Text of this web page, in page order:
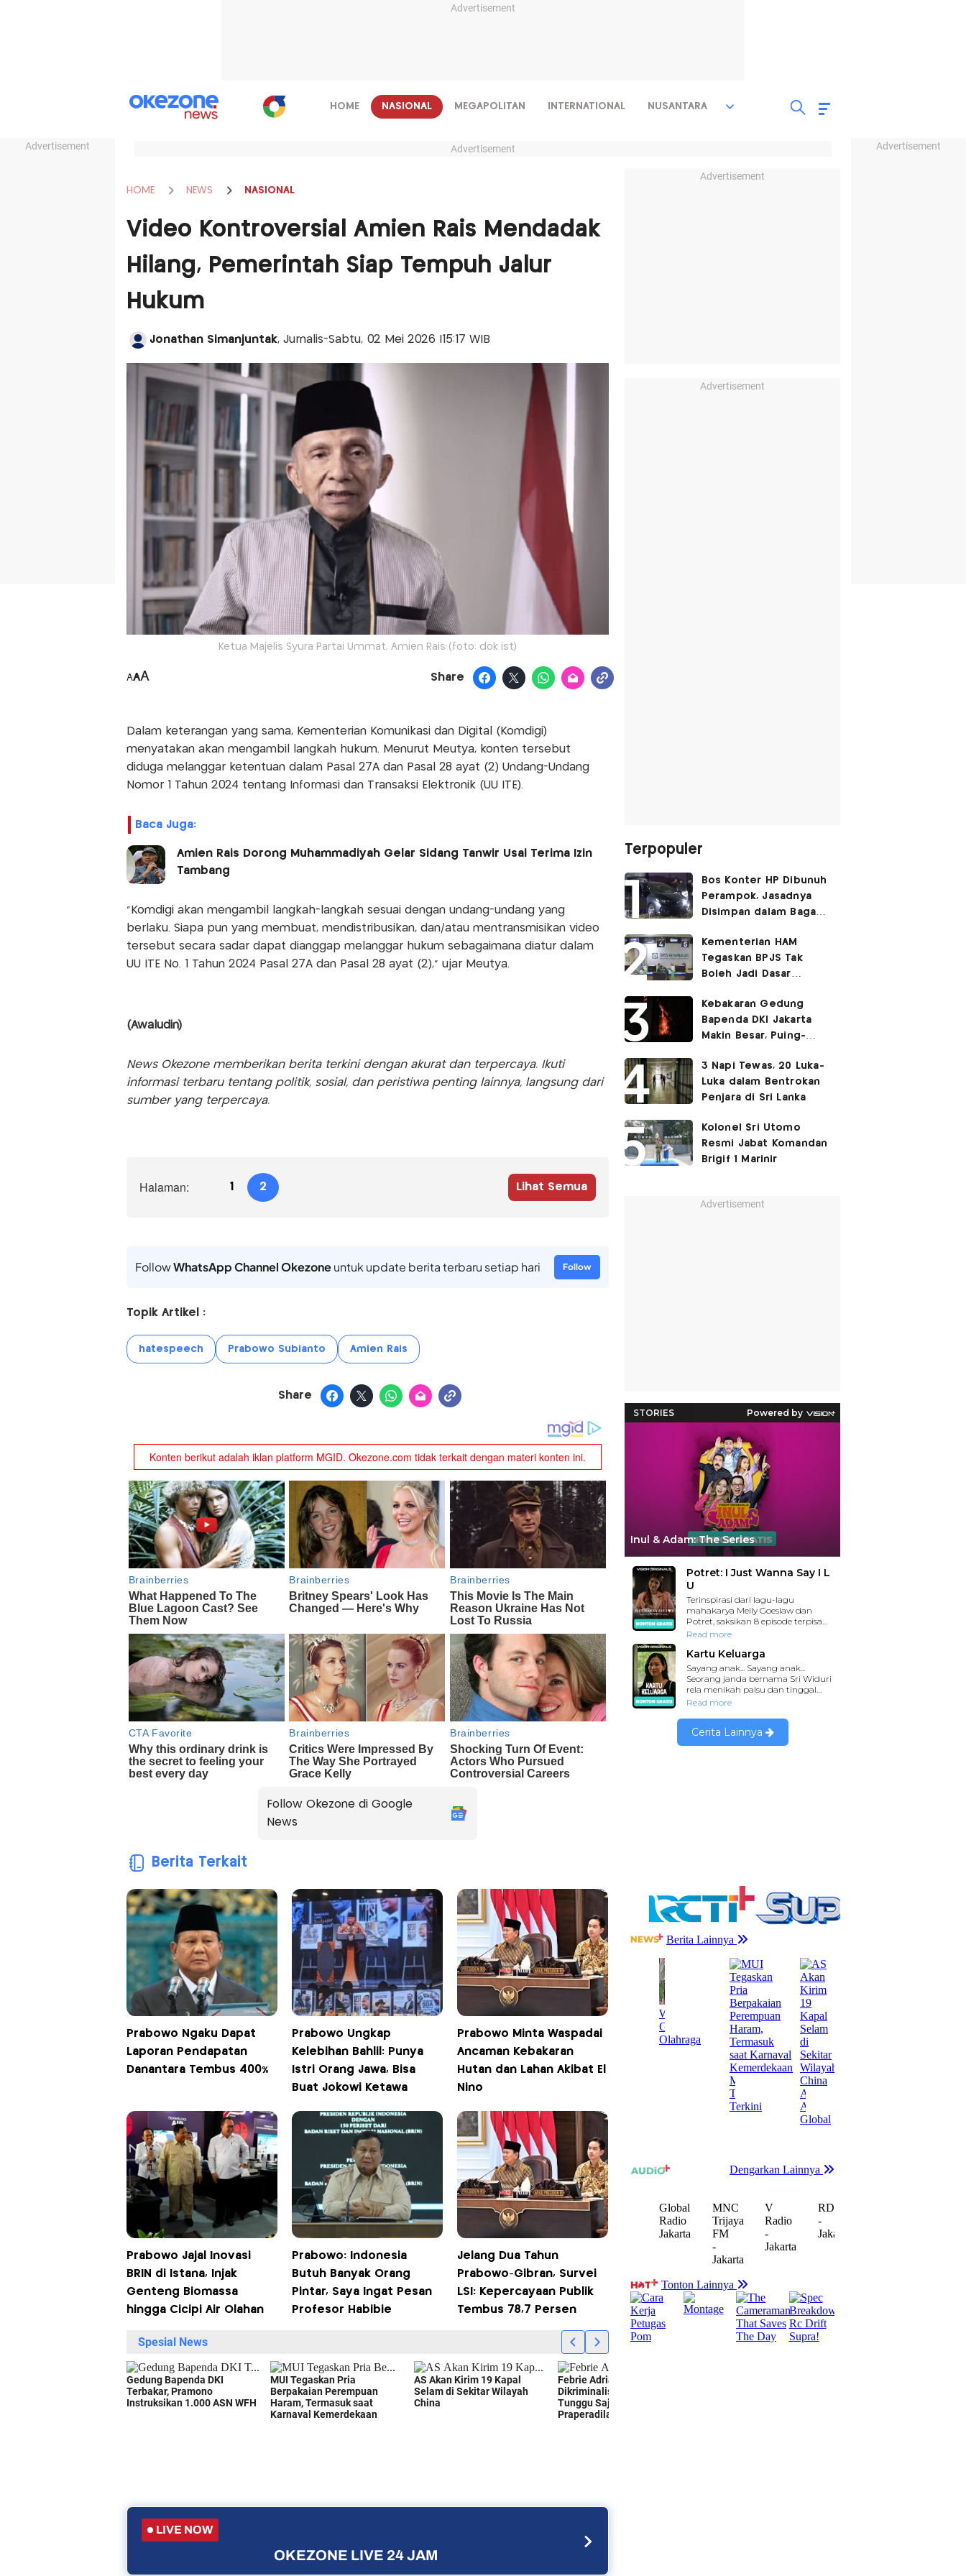
Advertisement
Advertisement Advertisement
HOME NASIONAL MEGAPOLITAN INTERNATIONAL NUSANTARA
Advertisement
HOME NEWS NASIONAL
Video Kontroversial Amien Rais Mendadak
Hilang, Pemerintah Siap Tempuh Jalur
Hukum
Jonathan Simanjuntak, Jurnalis-Sabtu, 02 Mei 2026 |15:17 WIB
Ketua Majelis Syura Partai Ummat, Amien Rais (foto: dok ist)
AAA Share
Dalam keterangan yang sama, Kementerian Komunikasi dan Digital (Komdigi)
menyatakan akan mengambil langkah hukum. Menurut Meutya, konten tersebut
diduga melanggar ketentuan dalam Pasal 27A dan Pasal 28 ayat (2) Undang-Undang
Nomor 1 Tahun 2024 tentang Informasi dan Transaksi Elektronik (UU ITE).
Baca Juga:
Amien Rais Dorong Muhammadiyah Gelar Sidang Tanwir Usai Terima Izin
Tambang
“Komdigi akan mengambil langkah-langkah sesuai dengan undang-undang yang
berlaku. Siapa pun yang membuat, mendistribusikan, dan/atau mentransmisikan video
tersebut secara sadar dapat dianggap melanggar hukum sebagaimana diatur dalam
UU ITE No. 1 Tahun 2024 Pasal 27A dan Pasal 28 ayat (2),” ujar Meutya.
(Awaludin)
News Okezone memberikan berita terkini dengan akurat dan terpercaya. Ikuti
informasi terbaru tentang politik, sosial, dan peristiwa penting lainnya, langsung dari
sumber yang terpercaya.
Halaman: 1 2 Lihat Semua
FollowWhatsApp Channel Okezoneuntuk update berita terbaru setiap hari Follow
Topik Artikel :
hatespeech Prabowo Subianto Amien Rais
Share
Follow Okezone di Google
News
Berita Terkait
Prabowo Ngaku Dapat
Laporan Pendapatan
Danantara Tembus 400%
Prabowo Ungkap
Kelebihan Bahlil: Punya
Istri Orang Jawa, Bisa
Buat Jokowi Ketawa
Prabowo Minta Waspadai
Ancaman Kebakaran
Hutan dan Lahan Akibat El
Nino
Prabowo Jajal Inovasi
BRIN di Istana, Injak
Genteng Biomassa
hingga Cicipi Air Olahan
Prabowo: Indonesia
Butuh Banyak Orang
Pintar, Saya Ingat Pesan
Profesor Habibie
Jelang Dua Tahun
Prabowo-Gibran, Survei
LSI: Kepercayaan Publik
Tembus 78,7 Persen
LIVE NOW
OKEZONE LIVE 24 JAM
Advertisement
Advertisement
Terpopuler
Bos Konter HP Dibunuh
Perampok, Jasadnya
Disimpan dalam Bagasi
Kementerian HAM
Tegaskan BPJS Tak
Boleh Jadi Dasar
Layanan Kesehatan
Kebakaran Gedung
Bapenda DKI Jakarta
Makin Besar, Puing-
3 Napi Tewas, 20 Luka-
Luka dalam Bentrokan
Penjara di Sri Lanka
Kolonel Sri Utomo
Resmi Jabat Komandan
Brigif 1 Marinir
Advertisement